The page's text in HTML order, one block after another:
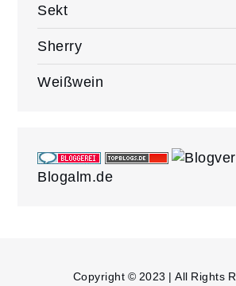
Sekt
Sherry
Weißwein
Blogalm.de
Copyright © 2023 | All Rights